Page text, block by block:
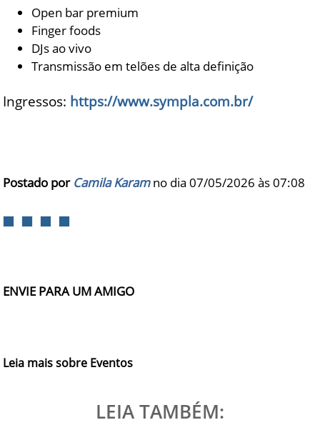
Open bar premium
Finger foods
DJs ao vivo
Transmissão em telões de alta definição
Ingressos: https://www.sympla.com.br/
Postado por Camila Karamno dia 07/05/2026 às07:08
ENVIE PARA UM AMIGO
Leia mais sobre Eventos
LEIA TAMBÉM: